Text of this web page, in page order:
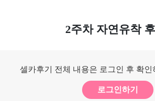
2주차 자연유착
셀카후기 전체 내용은 로그인 후 확
로그인하기